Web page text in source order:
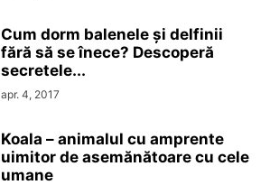
Cum dorm balenele și delfinii
fără să se înece? Descoperă
secretele...
apr. 4, 2017
Koala – animalul cu amprente
uimitor de asemănătoare cu cele
umane